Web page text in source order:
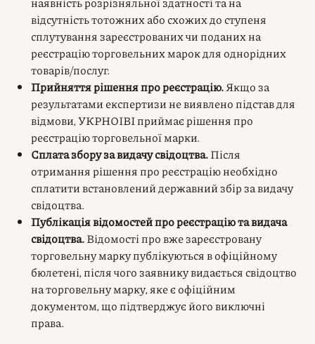
відсутність тотожних або схожих до ступеня
сплутування зареєстрованих чи поданих на
реєстрацію торговельних марок для однорідних
товарів/послуг.
Прийняття рішення про реєстрацію.Якщо за
результатами експертизи не виявлено підстав для
відмови, УКРНОІВІ приймає рішення про
реєстрацію торговельної марки.
Сплата збору за видачу свідоцтва.Після
отримання рішення про реєстрацію необхідно
сплатити встановлений державний збір за видачу
свідоцтва.
Публікація відомостей про реєстрацію та видача
свідоцтва.Відомості про вже зареєстровану
торговельну марку публікуються в офіційному
бюлетені, після чого заявнику видається свідоцтво
на торговельну марку, яке є офіційним
документом, що підтверджує його виключні
права.